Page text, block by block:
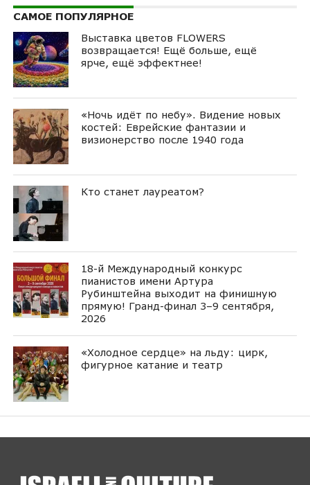
САМОЕ ПОПУЛЯРНОЕ
Выставка цветов FLOWERS
возвращается! Ещё больше, ещё
ярче, ещё эффектнее!
«Ночь идёт по небу». Видение новых
костей: Еврейские фантазии и
визионерство после 1940 года
Кто станет лауреатом?
18-й Международный конкурс
пианистов имени Артура
Рубинштейна выходит на финишную
прямую! Гранд-финал 3–9 сентября,
2026
«Холодное сердце» на льду: цирк,
фигурное катание и театр